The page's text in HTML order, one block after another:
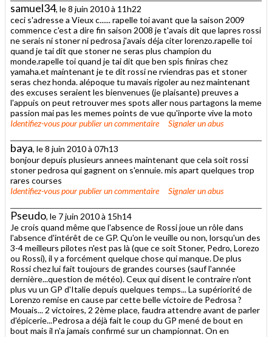
samuel34, le 8 juin 2010 à 11h22
ceci s'adresse a Vieux c...... rapelle toi avant que la saison 2009
commence c'est a dire fin saison 2008 je t'avais dit que lapres rossi
ne serais ni stoner ni pedrosa j'avais déja citer lorenzo.rapelle toi
quand je tai dit que stoner ne seras plus champion du
monde.rapelle toi quand je tai dit que ben spis finiras chez
yamaha.et maintenant je te dit rossi ne rviendras pas et stoner
seras chez honda. alépoque tu mavais rigoler au nez maintenant
des excuses seraient les bienvenues (je plaisante) preuves a
l'appuis on peut retrouver mes spots aller nous partagons la meme
passion mai pas les memes points de vue qu'inporte vive la moto
Identifiez-vouspour publier un commentaire Signaler un abus
baya, le 8 juin 2010 à 07h13
bonjour depuis plusieurs annees maintenant que cela soit rossi
stoner pedrosa qui gagnent on s'ennuie. mis apart quelques trop
rares courses
Identifiez-vouspour publier un commentaire Signaler un abus
Pseudo, le 7 juin 2010 à 15h14
Je crois quand même que l'absence de Rossi joue un rôle dans
l'absence d'intérêt de ce GP. Qu'on le veuille ou non, lorsqu'un des
3-4 meilleurs pilotes n'est pas là (que ce soit Stoner, Pedro, Lorezo
ou Rossi), il y a forcément quelque chose qui manque. De plus
Rossi chez lui fait toujours de grandes courses (sauf l'année
dernière...question de météo). Ceux qui disent le contraire n'ont
plus vu un GP d'Italie depuis quelques temps... La supériorité de
Lorenzo remise en cause par cette belle victoire de Pedrosa ?
Mouais... 2 victoires, 2 2ème place, faudra attendre avant de parler
d'épicerie...Pedrosa a déjà fait le coup du GP mené de bout en
bout mais il n'a jamais confirmé sur un championnat. On en